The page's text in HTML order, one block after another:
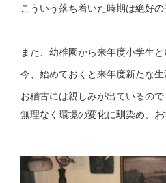
こういう落ち着いた時期は絶好の
また、幼稚園から来年度小学生
今、始めておくと来年度新たな
お稽古には親しみが出ているので
無理なく環境の変化に馴染め、